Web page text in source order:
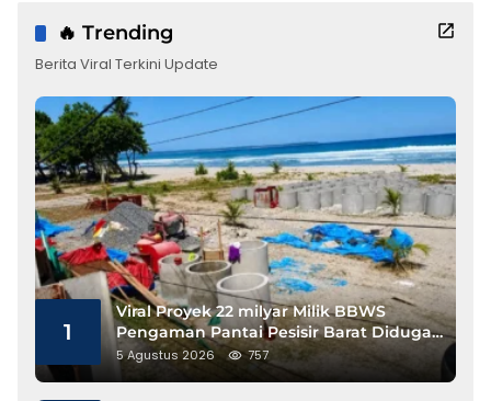
🔥 Trending
Berita Viral Terkini Update
1
Viral Proyek 22 milyar Milik BBWS
Pengaman Pantai Pesisir Barat Diduga
Gunakan Besi Banci
5 Agustus 2026 757